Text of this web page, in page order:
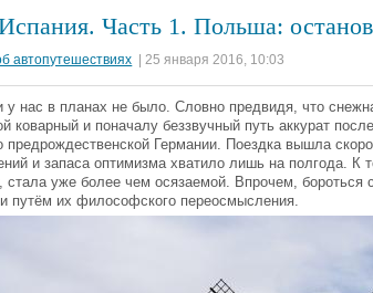
Часть 1. Польша:
автопутешествиях | 25 января 2016, 10:03
у нас в планах не было. Словно предвидя, что
коварный и поначалу беззвучный путь аккурат
предрождественской Германии. Поездка вышла
и запаса оптимизма хватило лишь на полгода. К
стала уже более чем осязаемой. Впрочем,
путём их философского переосмысления.